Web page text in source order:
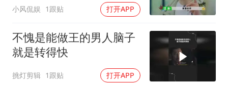
小风侃娱 1跟贴 打开APP
不愧是能做王的男人脑子
就是转得快
挑灯剪辑 1跟贴 打开APP